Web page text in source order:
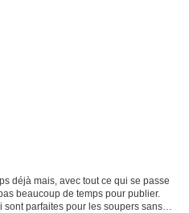
déjà mais, avec tout ce qui se passe
beaucoup de temps pour publier.
sont parfaites pour les soupers sans